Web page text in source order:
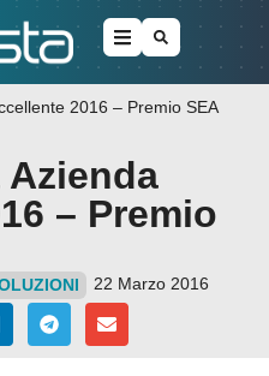
2016 – Premio SEA
– Premio
22 Marzo 2016